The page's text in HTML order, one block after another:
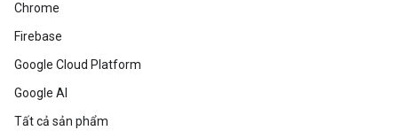
Chrome
Firebase
Google Cloud Platform
Google AI
Tất cả sản phẩm